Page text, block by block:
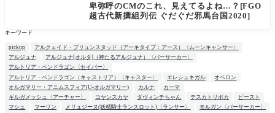
卑弥呼のCMのこれ、見えてるよね…？[FGO
超古代新撰組列伝 ぐだぐだ邪馬台国2020]
キーワード
pickup
アルクェイド・ブリュンスタッド（アーキタイプ：アース）〈ムーンキャンサー〉
アルジュナ
アルジュナ[オルタ]（神たるアルジュナ）〈バーサーカー〉
アルトリア・ペンドラゴン〈セイバー〉
アルトリア・ペンドラゴン（キャストリア）〈キャスター〉
エレシュキガル
オベロン
オルガマリー・アニムスフィア(U-オルガマリー)
カルナ
カーマ
ギルガメッシュ〈アーチャー〉
コヤンスカヤ ダヴィンチちゃん テスカトリポカ
ビースト
マシュ
マーリン メリュジーヌ(妖精騎士ランスロット)〈ランサー〉
モルガン〈バーサーカー〉